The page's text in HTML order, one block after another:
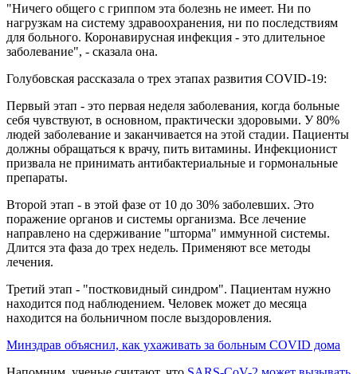
"Ничего общего с гриппом эта болезнь не имеет. Ни по
нагрузкам на систему здравоохранения, ни по последствиям
для больного. Коронавирусная инфекция - это длительное
заболевание", - сказала она.
Голубовская рассказала о трех этапах развития COVID-19:
Первый этап - это первая неделя заболевания, когда больные
себя чувствуют, в основном, практически здоровыми. У 80%
людей заболевание и заканчивается на этой стадии. Пациенты
должны обращаться к врачу, пить витамины. Инфекционист
призвала не принимать антибактериальные и гормональные
препараты.
Второй этап - в этой фазе от 10 до 30% заболевших. Это
поражение органов и системы организма. Все лечение
направлено на сдерживание "шторма" иммунной системы.
Длится эта фаза до трех недель. Применяют все методы
лечения.
Третий этап - "постковидный синдром". Пациентам нужно
находится под наблюдением. Человек может до месяца
находится на больничном после выздоровления.
Минздрав объяснил, как ухаживать за больным COVID дома